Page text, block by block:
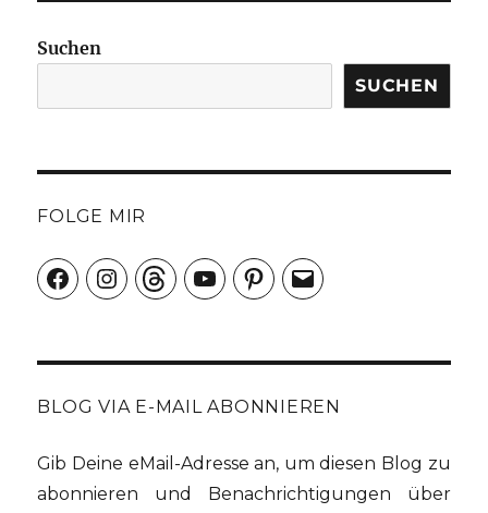
Suchen
SUCHEN
FOLGE MIR
FacebookInstagramThreadsYouTubePinterest
E-
Mail
BLOG VIA E-MAIL ABONNIEREN
Gib Deine eMail-Adresse an, um diesen Blog zu
abonnieren und Benachrichtigungen über